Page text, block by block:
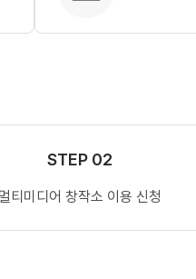
STEP 02
멀티미디어 창작소 이용 신청